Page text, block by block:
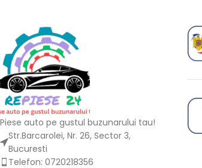
Piese auto pe gustul buzunarului tau!
Str.Barcarolei, Nr. 26, Sector 3,
Bucuresti
Telefon: 0720218356